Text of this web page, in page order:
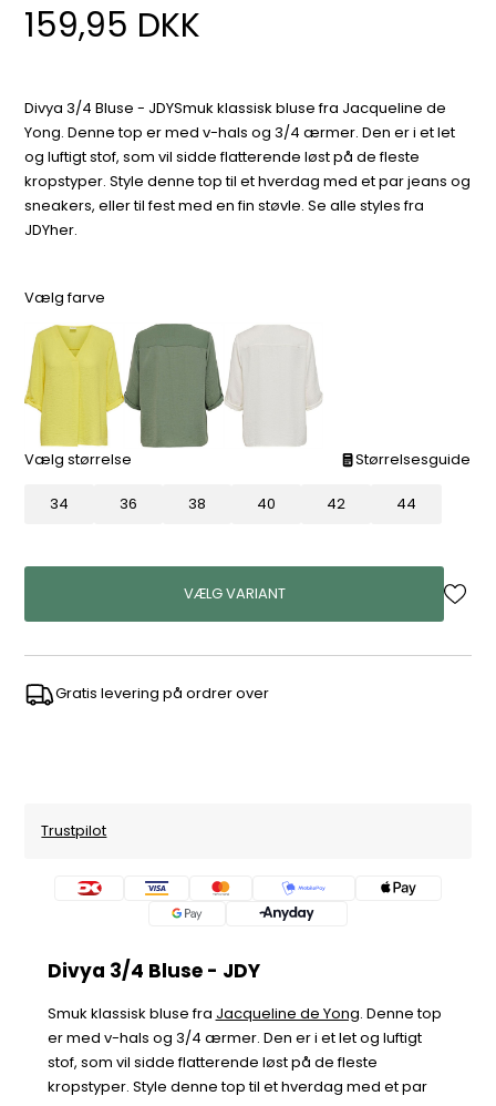
159,95 DKK
Divya 3/4 Bluse - JDYSmuk klassisk bluse fra Jacqueline de
Yong. Denne top er med v-hals og 3/4 ærmer. Den er i et let
og luftigt stof, som vil sidde flatterende løst på de fleste
kropstyper. Style denne top til et hverdag med et par jeans og
sneakers, eller til fest med en fin støvle. Se alle styles fra
JDYher.
Vælg farve
Vælg størrelse Størrelsesguide
34 36 38 40 42 44
VÆLG VARIANT
Gratis levering på ordrer over
Trustpilot
Divya 3/4 Bluse - JDY
Smuk klassisk bluse fra Jacqueline de Yong. Denne top
er med v-hals og 3/4 ærmer. Den er i et let og luftigt
stof, som vil sidde flatterende løst på de fleste
kropstyper. Style denne top til et hverdag med et par